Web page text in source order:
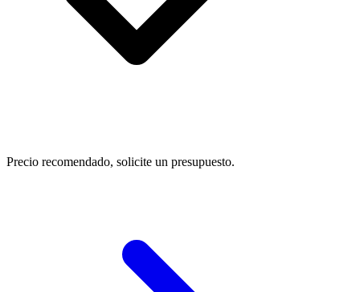
Precio recomendado, solicite un presupuesto.